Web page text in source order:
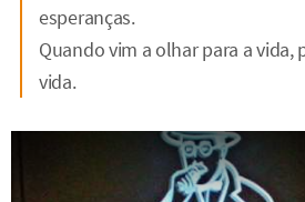
esperanças.
Quando vim a olhar para a vida,
vida.